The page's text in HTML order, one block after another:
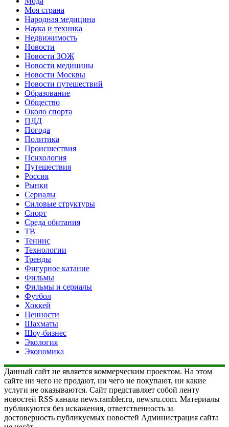
Моя страна
Народная медицина
Наука и техника
Недвижимость
Новости
Новости ЗОЖ
Новости медицины
Новости Москвы
Новости путешествий
Образование
Общество
Около спорта
ПДД
Погода
Политика
Происшествия
Психология
Путешествия
Россия
Рынки
Сериалы
Силовые структуры
Спорт
Среда обитания
ТВ
Теннис
Технологии
Тренды
Фигурное катание
Фильмы
Фильмы и сериалы
Футбол
Хоккей
Ценности
Шахматы
Шоу-бизнес
Экология
Экономика
Данный сайт не является коммерческим проектом. На этом
сайте ни чего не продают, ни чего не покупают, ни какие
услуги не оказываются. Сайт представляет собой ленту
новостей RSS канала news.rambler.ru, newsru.com. Материалы
публикуются без искажения, ответственность за
достоверность публикуемых новостей Администрация сайта